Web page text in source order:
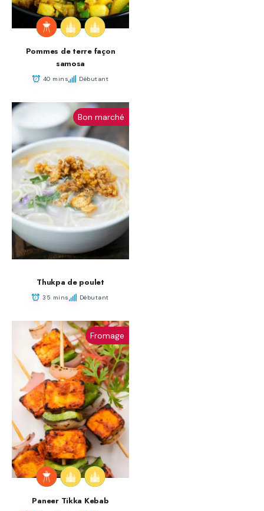
Pommes de terre façon
samosa
40 mins Débutant
Bon marché
Thukpa de poulet
35 mins Débutant
Fromage
Paneer Tikka Kebab